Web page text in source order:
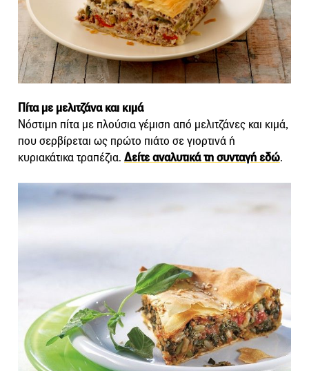
Πίτα με μελιτζάνα και κιμά
Νόστιμη πίτα με πλούσια γέμιση από μελιτζάνες και κιμά,
που σερβίρεται ως πρώτο πιάτο σε γιορτινά ή
κυριακάτικα τραπέζια. Δείτε αναλυτικά τη συνταγή εδώ.